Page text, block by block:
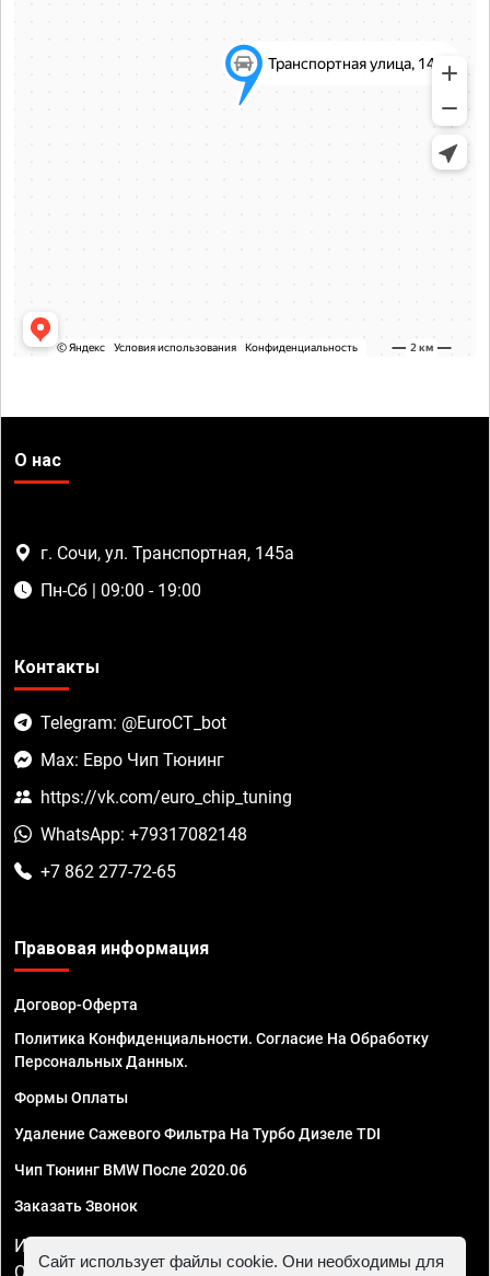
О нас
г. Сочи, ул. Транспортная, 145а
Пн-Сб | 09:00 - 19:00
Контакты
Telegram: @EuroCT_bot
Max: Евро Чип Тюнинг
https://vk.com/euro_chip_tuning
WhatsApp: +79317082148
+7 862 277-72-65
Правовая информация
Договор-Оферта
Политика Конфиденциальности. Согласие На Обработку
Персональных Данных.
Формы Оплаты
Удаление Сажевого Фильтра На Турбо Дизеле TDI
Чип Тюнинг BMW После 2020.06
Заказать Звонок
ИП Смирнов Георгий Павлович. ИНН 781302555843,
Сайт использует файлы cookie. Они необходимы для